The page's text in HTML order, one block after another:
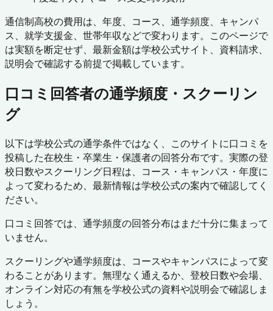
通信制高校の費用は、年度、コース、通学頻度、キャンパ
ス、就学支援金、世帯年収などで変わります。このページで
は実額を断定せず、最新金額は学校公式サイト、資料請求、
説明会で確認する前提で掲載しています。
口コミ回答者の通学頻度・スクーリン
グ
以下は学校公式の通学条件ではなく、このサイトに口コミを
投稿した在校生・卒業生・保護者の回答分布です。実際の登
校日数やスクーリング日程は、コース・キャンパス・年度に
よって変わるため、最新情報は学校公式の案内で確認してく
ださい。
口コミ回答では、通学頻度の回答分布はまだ十分に集まって
いません。
スクーリングや通学頻度は、コースやキャンパスによって変
わることがあります。無理なく通えるか、登校日数や会場、
オンライン対応の有無を学校公式の資料や説明会で確認しま
しょう。